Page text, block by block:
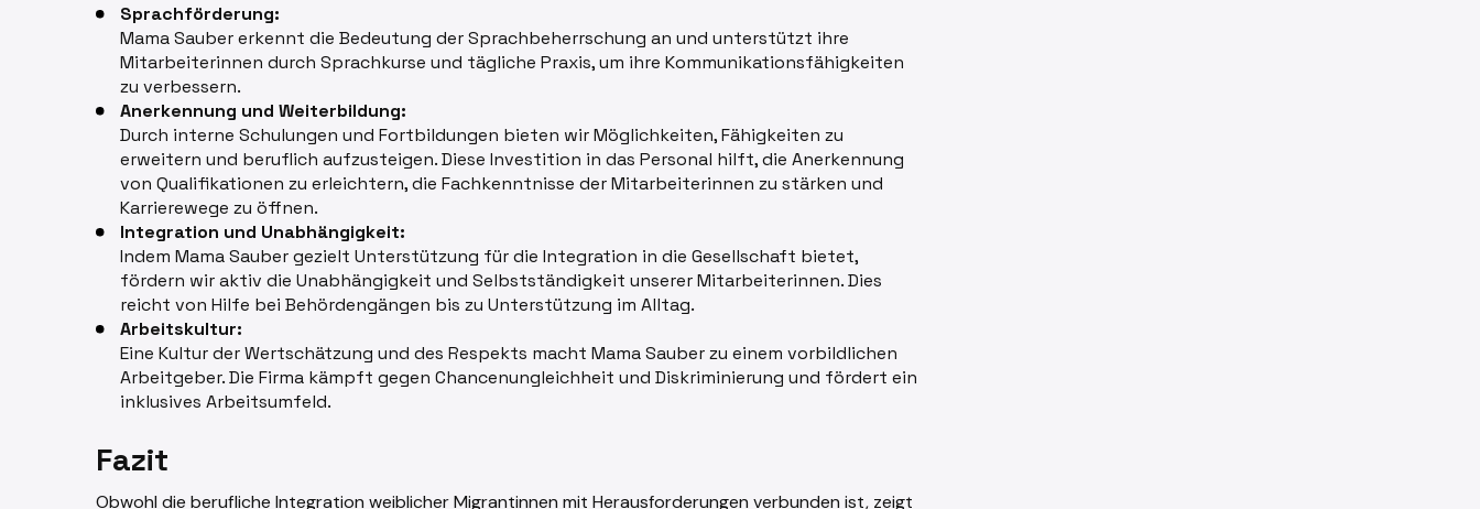
Sprachförderung:
Mama Sauber erkennt die Bedeutung der Sprachbeherrschung an und unterstützt ihre
Mitarbeiterinnen durch Sprachkurse und tägliche Praxis, um ihre Kommunikationsfähigkeiten
zu verbessern.
Anerkennung und Weiterbildung:
Durch interne Schulungen und Fortbildungen bieten wir Möglichkeiten, Fähigkeiten zu
erweitern und beruflich aufzusteigen. Diese Investition in das Personal hilft, die Anerkennung
von Qualifikationen zu erleichtern, die Fachkenntnisse der Mitarbeiterinnen zu stärken und
Karrierewege zu öffnen.
Integration und Unabhängigkeit:
Indem Mama Sauber gezielt Unterstützung für die Integration in die Gesellschaft bietet,
fördern wir aktiv die Unabhängigkeit und Selbstständigkeit unserer Mitarbeiterinnen. Dies
reicht von Hilfe bei Behördengängen bis zu Unterstützung im Alltag.
Arbeitskultur:
Eine Kultur der Wertschätzung und des Respekts macht Mama Sauber zu einem vorbildlichen
Arbeitgeber. Die Firma kämpft gegen Chancenungleichheit und Diskriminierung und fördert ein
inklusives Arbeitsumfeld.
Fazit
Obwohl die berufliche Integration weiblicher Migrantinnen mit Herausforderungen verbunden ist, zeigt